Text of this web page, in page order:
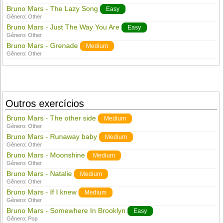
Bruno Mars - The Lazy Song Easy
Gênero:Other
Bruno Mars - Just The Way You Are Easy
Gênero:Other
Bruno Mars - Grenade Medium
Gênero:Other
Outros exercícios
Bruno Mars - The other side Medium
Gênero:Other
Bruno Mars - Runaway baby Medium
Gênero:Other
Bruno Mars - Moonshine Medium
Gênero:Other
Bruno Mars - Natalie Medium
Gênero:Other
Bruno Mars - If I knew Medium
Gênero:Other
Bruno Mars - Somewhere In Brooklyn Easy
Gênero: Pop